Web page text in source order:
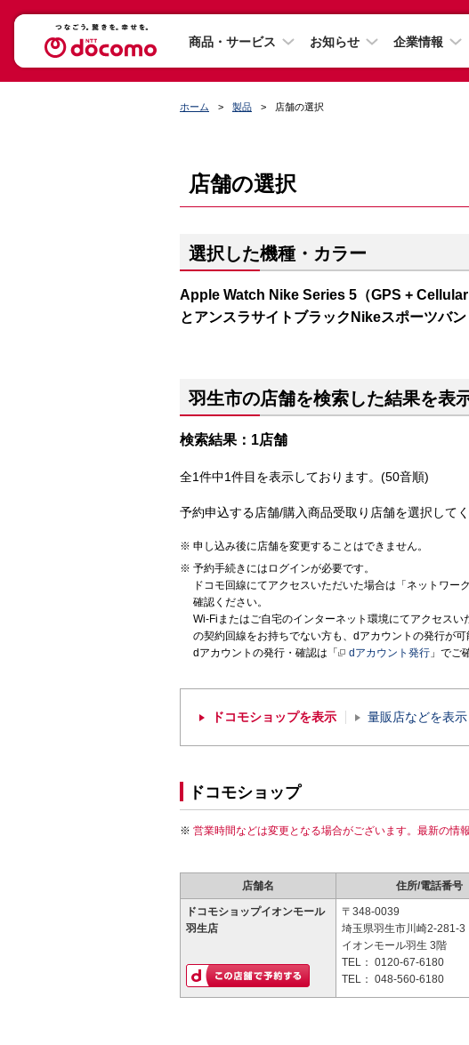
商品・サービス お知らせ 企業情報
ホーム 製品 店舗の選択
店舗の選択
選択した機種・カラー
Apple Watch Nike Series 5（GPS +
とアンスラサイトブラックNikeスポーツバン
羽生市の店舗を検索した結果を表
検索結果：1店舗
全1件中1件目を表示しております。(50音順)
予約申込する店舗/購入商品受取り店舗を選択してく
申し込み後に店舗を変更することはできません。
予約手続きにはログインが必要です。
ドコモ回線にてアクセスいただいた場合は「ネットワ
確認ください。
Wi-Fiまたはご自宅のインターネット環境にてアクセス
の契約回線をお持ちでない方も、dアカウントの発行が可
dアカウントの発行・確認は「
dアカウント発行 」でご
ドコモショップを表示 量販店などを表示
ドコモショップ
営業時間などは変更となる場合がございます。最新の情
店舗名 住所/電話番号
ドコモショップイオンモール
羽生店
〒348-0039
埼玉県羽生市川崎2-281-3
イオンモール羽生 3階
TEL： 0120-67-6180
TEL： 048-560-6180